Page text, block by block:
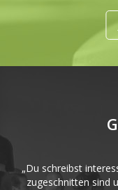
„Du schreibst
zugeschnitten sind